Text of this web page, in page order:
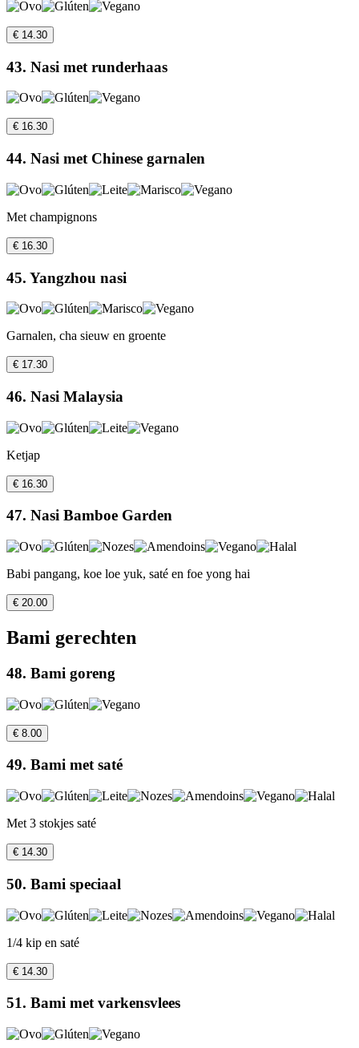
€ 14.30
43. Nasi met runderhaas
€ 16.30
44. Nasi met Chinese garnalen
Met champignons
€ 16.30
45. Yangzhou nasi
Garnalen, cha sieuw en groente
€ 17.30
46. Nasi Malaysia
Ketjap
€ 16.30
47. Nasi Bamboe Garden
Babi pangang, koe loe yuk, saté en foe yong hai
€ 20.00
Bami gerechten
48. Bami goreng
€ 8.00
49. Bami met saté
Met 3 stokjes saté
€ 14.30
50. Bami speciaal
1/4 kip en saté
€ 14.30
51. Bami met varkensvlees